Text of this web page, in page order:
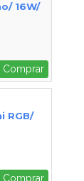
16W/
Comprar
RGB/
Comprar